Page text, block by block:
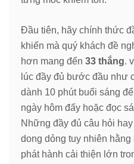
Đầu tiên, hãy chính thức
khiến mà quý khách đề
hơn mang đến 33 thắng.
lúc đầy đủ bước đầu như
dành 10 phút buổi sáng
ngày hôm đấy hoặc đọc
Những đầy đủ câu hỏi
dong dỏng tuy nhiên
phát hành cải thiện lớn